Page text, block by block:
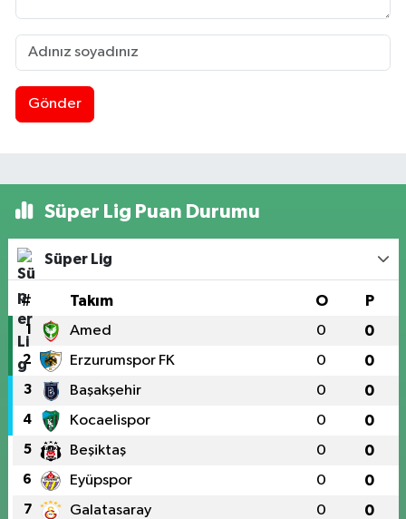
Gönder
Süper Lig Puan Durumu
Süper Lig
# Takım O P
1 Amed 0 0
2 Erzurumspor FK 0 0
3 Başakşehir 0 0
4 Kocaelispor 0 0
5 Beşiktaş 0 0
6 Eyüpspor 0 0
7 Galatasaray 0 0